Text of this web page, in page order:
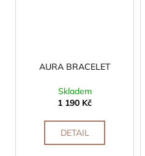
AURA BRACELET
Skladem
1 190 Kč
DETAIL